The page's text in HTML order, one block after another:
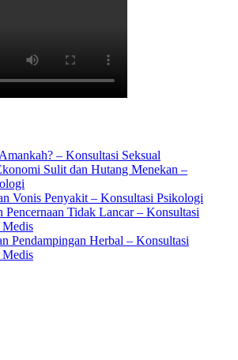
– Konsultasi Seksual
Sulit dan Hutang Menekan –
Vonis Penyakit – Konsultasi Psikologi
Pencernaan Tidak Lancar – Konsultasi
Medis
Pendampingan Herbal – Konsultasi
Medis